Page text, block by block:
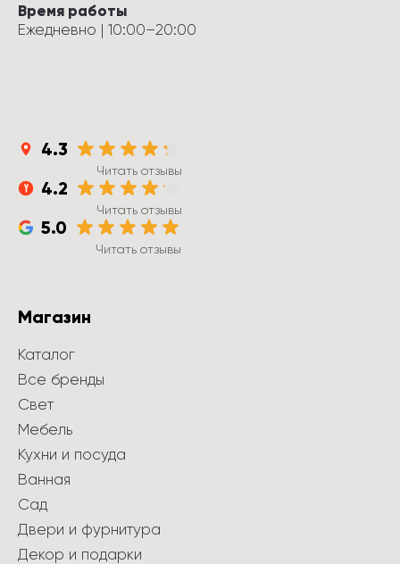
Время работы
Ежедневно | 10:00–20:00
4.3
Читать отзывы
4.2
Читать отзывы
5.0
Читать отзывы
Магазин
Каталог
Все бренды
Свет
Мебель
Кухни и посуда
Ванная
Сад
Двери и фурнитура
Декор и подарки